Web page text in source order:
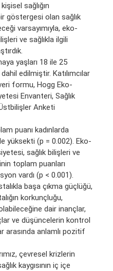
sağlığın
göstergesi olan sağlık
varsayımıyla, eko-
ve sağlıkla ilgili
yaşları 18 ile 25
edilmiştir. Katılımcılar
formu, Hogg Eko-
Envanteri, Sağlık
Anketi
puanı kadınlarda
yüksekti (p = 0.002). Eko-
sağlık bilişleri ve
toplam puanları
vardı (p < 0.001).
başa çıkma güçlüğü,
korkunçluğu,
dair inançlar,
ve düşüncelerin kontrol
arasında anlamlı pozitif
çevresel krizlerin
kaygısının iç içe